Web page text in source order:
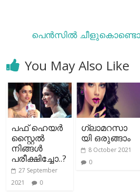
പെന്‍സില്‍ ചീളുകൊണ്ടൊരു
You May Also Like
പഫ് ഹെയര്‍
സ്റ്റൈല്‍
നിങ്ങള്‍
പരീക്ഷിച്ചോ..?
27 September
2021
0
ഗ്ലാമറസാ
യി ഒരുങ്ങാം
8 October 2021
0